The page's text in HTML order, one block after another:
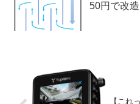
50円で改
【これ